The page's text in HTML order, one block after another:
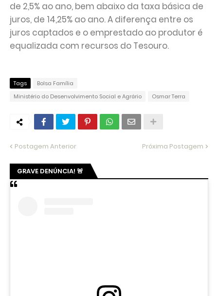
de 2,5% ao ano, bem abaixo da taxa básica de
juros, de 14,25% ao ano. A diferença entre os
juros captados e o emprestado ao produtor é
equalizada com recursos do Tesouro.
Tags
Bolsa Família
Ministério do Desenvolvimento Social e Agrário
Osmar Terra
Postagem Anterior Próxima Postagem
GRAVE DENÚNCIA! 🚨